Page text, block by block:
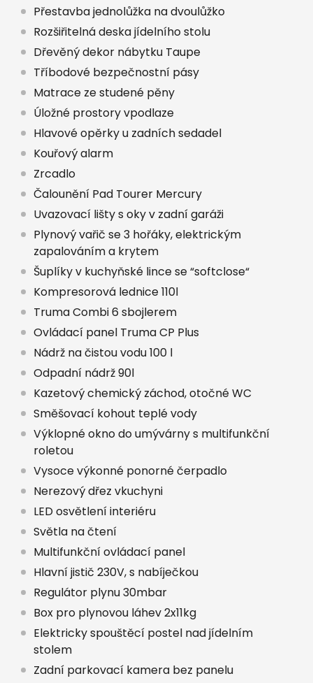
Přestavba jednolůžka na dvoulůžko
Rozšiřitelná deska jídelního stolu
Dřevěný dekor nábytku Taupe
Tříbodové bezpečnostní pásy
Matrace ze studené pěny
Úložné prostory vpodlaze
Hlavové opěrky u zadních sedadel
Kouřový alarm
Zrcadlo
Čalounění Pad Tourer Mercury
Uvazovací lišty s oky v zadní garáži
Plynový vařič se 3 hořáky, elektrickým
zapalováním a krytem
Šuplíky v kuchyňské lince se “softclose“
Kompresorová lednice 110l
Truma Combi 6 sbojlerem
Ovládací panel Truma CP Plus
Nádrž na čistou vodu 100 l
Odpadní nádrž 90l
Kazetový chemický záchod, otočné WC
Směšovací kohout teplé vody
Výklopné okno do umývárny s multifunkční
roletou
Vysoce výkonné ponorné čerpadlo
Nerezový dřez vkuchyni
LED osvětlení interiéru
Světla na čtení
Multifunkční ovládací panel
Hlavní jistič 230V, s nabíječkou
Regulátor plynu 30mbar
Box pro plynovou láhev 2x11kg
Elektricky spouštěcí postel nad jídelním
stolem
Zadní parkovací kamera bez panelu